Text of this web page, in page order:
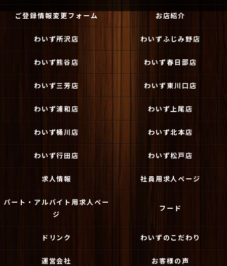
ご登録情報変更フォーム お店紹介
わいず所沢店 わいずふじみ野店
わいず熊谷店 わいず春日部店
わいず三芳店 わいず東川口店
わいず浦和店 わいず上尾店
わいず桶川店 わいず北本店
わいず行田店 わいず松戸店
求人情報 社員用求人ページ
パート・アルバイト用求人ペー
ジ
フード
ドリンク わいずのこだわり
運営会社 お客様の声